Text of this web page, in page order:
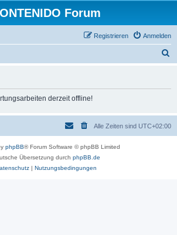
Forum
Anmelden
Registrieren
derzeit offline!
Alle Zeiten sind UTC+02:00
phpBB® Forum Software © phpBB Limited
Übersetzung durch phpBB.de
| Nutzungsbedingungen